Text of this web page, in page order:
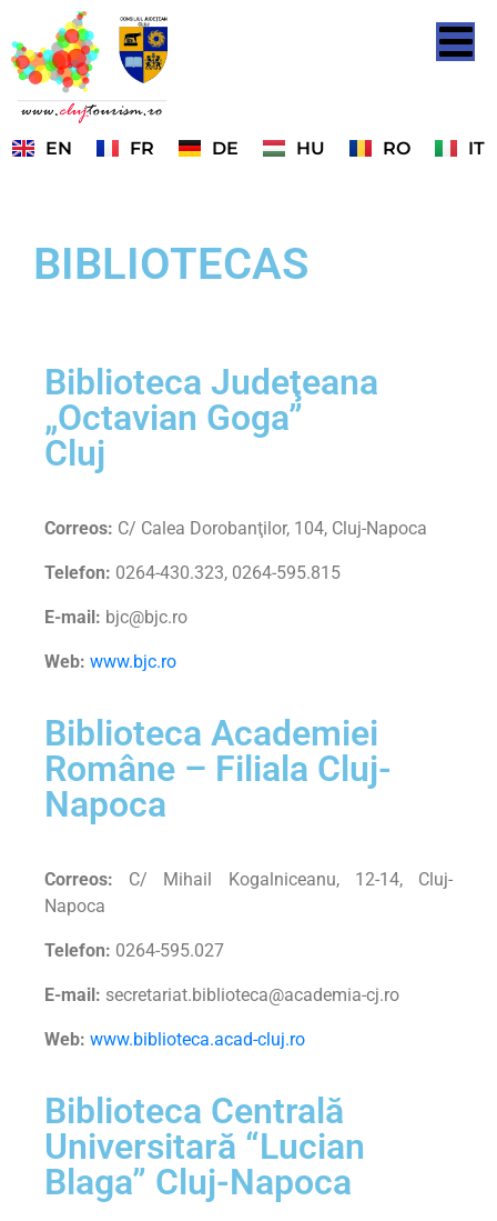
EN FR DE HU RO IT
BIBLIOTECAS
Biblioteca Judeţeana
„Octavian Goga”
Cluj
Correos: C/ Calea Dorobanţilor, 104, Cluj-Napoca
Telefon: 0264-430.323, 0264-595.815
E-mail: bjc@bjc.ro
Web: www.bjc.ro
Biblioteca Academiei
Române – Filiala Cluj-
Napoca
Correos: C/ Mihail Kogalniceanu, 12-14, Cluj-
Napoca
Telefon: 0264-595.027
E-mail: secretariat.biblioteca@academia-cj.ro
Web: www.biblioteca.acad-cluj.ro
Biblioteca Centrală
Universitară “Lucian
Blaga” Cluj-Napoca